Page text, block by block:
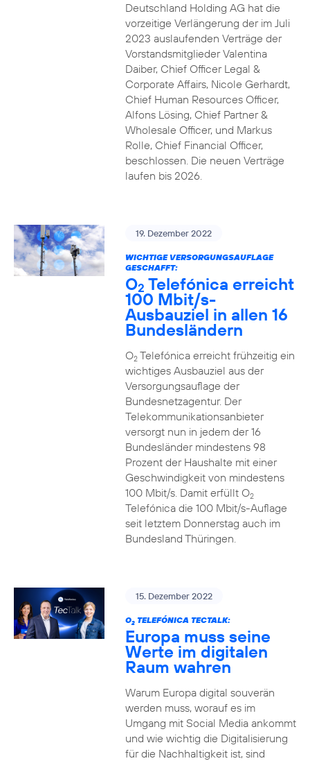
Deutschland Holding AG hat die
vorzeitige Verlängerung der im Juli
2023 auslaufenden Verträge der
Vorstandsmitglieder Valentina
Daiber, Chief Officer Legal &
Corporate Affairs, Nicole Gerhardt,
Chief Human Resources Officer,
Alfons Lösing, Chief Partner &
Wholesale Officer, und Markus
Rolle, Chief Financial Officer,
beschlossen. Die neuen Verträge
laufen bis 2026.
19. Dezember 2022
WICHTIGE VERSORGUNGSAUFLAGE
GESCHAFFT:
O2 Telefónica erreicht
100 Mbit/s-
Ausbauziel in allen 16
Bundesländern
O2Telefónica erreicht frühzeitig ein
wichtiges Ausbauziel aus der
Versorgungsauflage der
Bundesnetzagentur. Der
Telekommunikationsanbieter
versorgt nun in jedem der 16
Bundesländer mindestens 98
Prozent der Haushalte mit einer
Geschwindigkeit von mindestens
100 Mbit/s. Damit erfüllt O2
Telefónica die 100 Mbit/s-Auflage
seit letztem Donnerstag auch im
Bundesland Thüringen.
15. Dezember 2022
O2TELEFÓNICA TECTALK:
Europa muss seine
Werte im digitalen
Raum wahren
Warum Europa digital souverän
werden muss, worauf es im
Umgang mit Social Media ankommt
und wie wichtig die Digitalisierung
für die Nachhaltigkeit ist, sind